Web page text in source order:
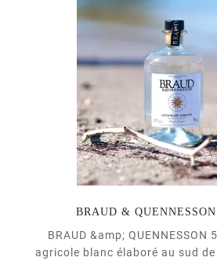
BRAUD &
BRAUD &amp; QUENNESSON 55% est un
agricole blanc élaboré au sud